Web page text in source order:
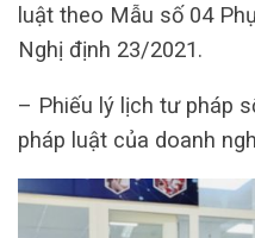
luật theo Mẫu số 04
Nghị định 23/2021.
– Phiếu lý lịch tư pháp
pháp luật của doanh